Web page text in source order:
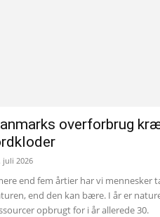
overforbrug
juli 2026
end fem årtier har vi mennesker
end den kan bære. I år er
opbrugt for i år allerede 30.